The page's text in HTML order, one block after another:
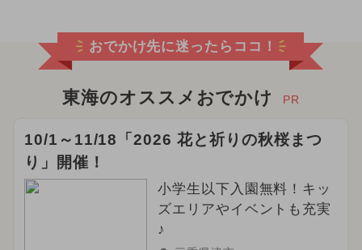
2021年のイベント 2023年のイベント
2022年のイベント 2020年のイベント
2019年のイベント
おでかけ先に迷ったらココ！
東海のオススメおでかけ PR
10/1～11/18「2026 花と祈りの秋桜まつ
り」開催！
小学生以下入園無料！キッ
ズエリアやイベントも充実
♪